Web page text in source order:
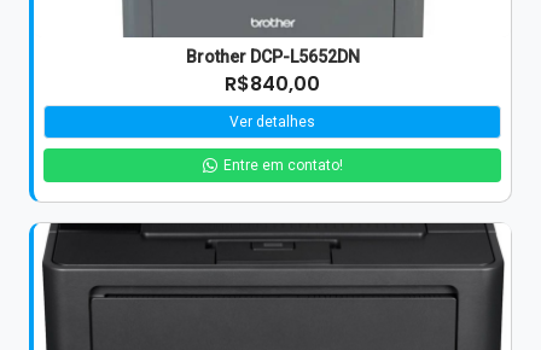
Brother DCP-L5652DN
R$840,00
Ver detalhes
Entre em contato!